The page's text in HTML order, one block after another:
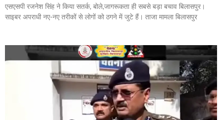
एसएसपी रजनेश सिंह ने किया सतर्क, बोले,जागरूकता ही सबसे बड़ा बचाव बिलासपुर।
साइबर अपराधी नए-नए तरीकों से लोगों को ठगने में जुटे हैं। ताजा मामला बिलासपुर